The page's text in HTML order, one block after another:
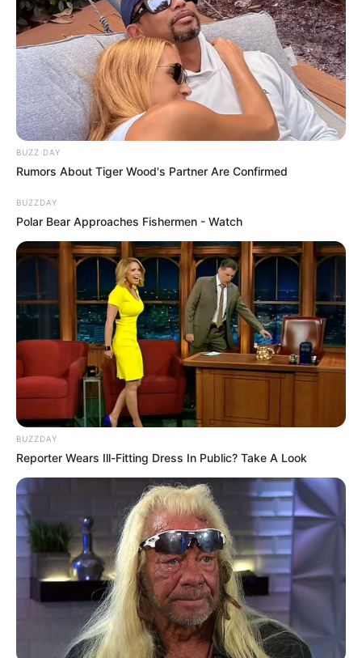
BUZZ DAY
Rumors About Tiger Wood's Partner Are Confirmed
BUZZDAY
Polar Bear Approaches Fishermen - Watch
BUZZDAY
Reporter Wears Ill-Fitting Dress In Public? Take A Look